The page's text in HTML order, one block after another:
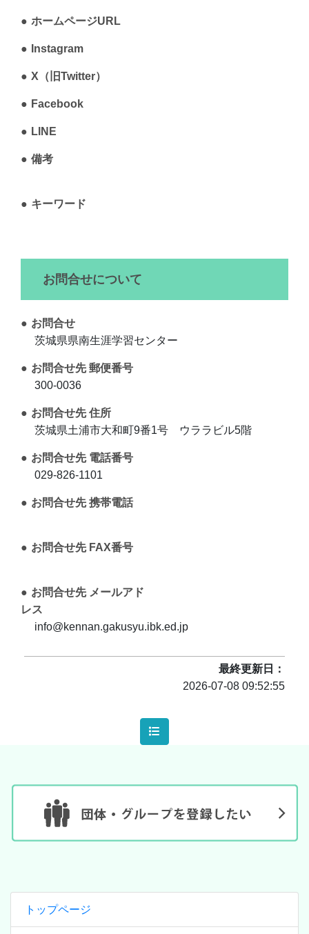
トップページ
ホームページURL
Instagram
X（旧Twitter）
Facebook
LINE
備考
キーワード
お問合せについて
お問合せ
茨城県県南生涯学習センター
お問合せ先 郵便番号
300-0036
お問合せ先 住所
茨城県土浦市大和町9番1号 ウララビル5階
お問合せ先 電話番号
029-826-1101
お問合せ先 携帯電話
お問合せ先 FAX番号
お問合せ先 メールアド
レス
info@kennan.gakusyu.ibk.ed.jp
最終更新日
2026-07-08 09:52:55